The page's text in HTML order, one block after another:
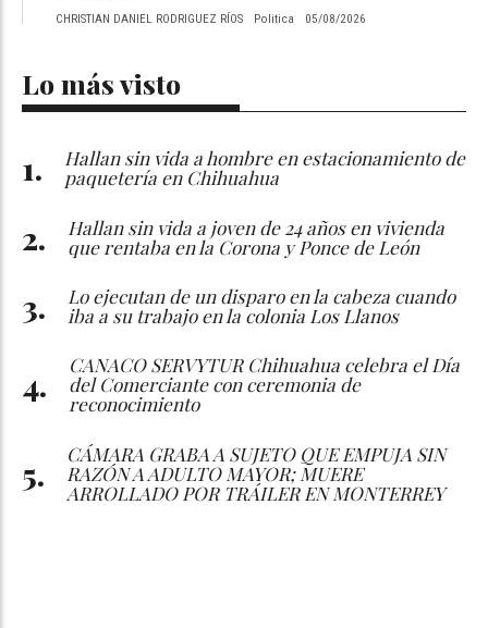
CHRISTIAN DANIEL RODRIGUEZ RÍOS Politica 05/08/2026
Lo más visto
Hallan sin vida a hombre en estacionamiento de
paquetería en Chihuahua
Hallan sin vida a joven de 24 años en vivienda
que rentaba en la Corona y Ponce de León
Lo ejecutan de un disparo en la cabeza cuando
iba a su trabajo en la colonia Los Llanos
CANACO SERVYTUR Chihuahua celebra el Día
del Comerciante con ceremonia de
reconocimiento
CÁMARA GRABA A SUJETO QUE EMPUJA SIN
RAZÓN A ADULTO MAYOR; MUERE
ARROLLADO POR TRÁILER EN MONTERREY